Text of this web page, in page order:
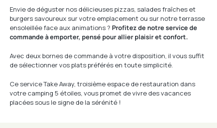
Envie de déguster nos délicieuses pizzas, salades fraîches et
burgers savoureux sur votre emplacement ou sur notre terrasse
ensoleillée face aux animations ? Profitez de notre service de
commande à emporter, pensé pour allier plaisir et confort.
Avec deux bornes de commande à votre disposition, il vous suffit
de sélectionner vos plats préférés en toute simplicité.
Ce service Take Away, troisième espace de restauration dans
votre camping 5 étoiles, vous promet de vivre des vacances
placées sous le signe de la sérénité !